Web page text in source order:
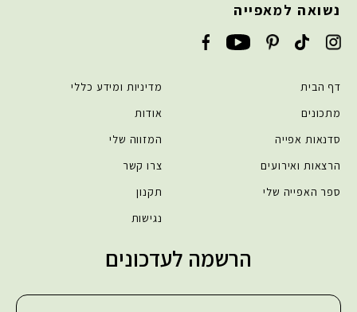
נשואה למאפייה
דף הבית
מתכונים
סדנאות אפייה
הרצאות ואירועים
ספר האפייה שלי
מדיניות ומידע כללי
אודות
המזווה שלי
צרו קשר
תקנון
נגישות
הרשמה לעדכונים